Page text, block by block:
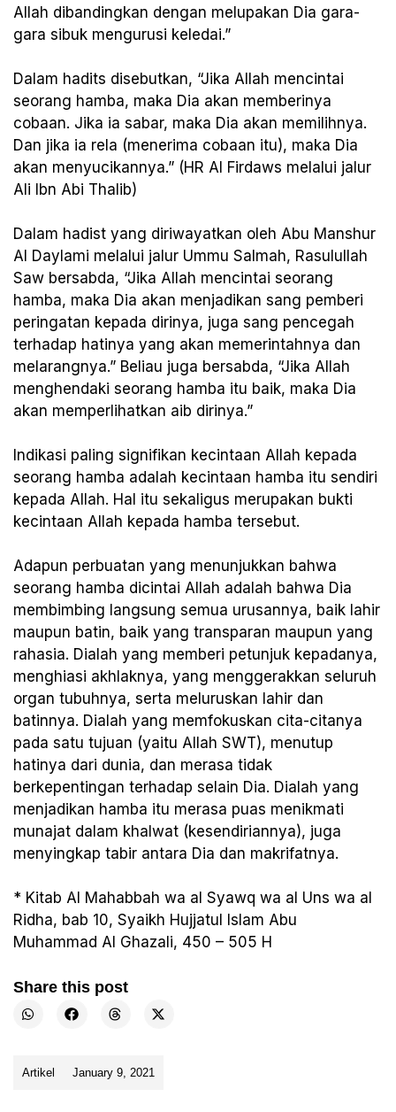
Allah dibandingkan dengan melupakan Dia gara-
gara sibuk mengurusi keledai.”
Dalam hadits disebutkan, “Jika Allah mencintai
seorang hamba, maka Dia akan memberinya
cobaan. Jika ia sabar, maka Dia akan memilihnya.
Dan jika ia rela (menerima cobaan itu), maka Dia
akan menyucikannya.” (HR Al Firdaws melalui jalur
Ali Ibn Abi Thalib)
Dalam hadist yang diriwayatkan oleh Abu Manshur
Al Daylami melalui jalur Ummu Salmah, Rasulullah
Saw bersabda, “Jika Allah mencintai seorang
hamba, maka Dia akan menjadikan sang pemberi
peringatan kepada dirinya, juga sang pencegah
terhadap hatinya yang akan memerintahnya dan
melarangnya.” Beliau juga bersabda, “Jika Allah
menghendaki seorang hamba itu baik, maka Dia
akan memperlihatkan aib dirinya.”
Indikasi paling signifikan kecintaan Allah kepada
seorang hamba adalah kecintaan hamba itu sendiri
kepada Allah. Hal itu sekaligus merupakan bukti
kecintaan Allah kepada hamba tersebut.
Adapun perbuatan yang menunjukkan bahwa
seorang hamba dicintai Allah adalah bahwa Dia
membimbing langsung semua urusannya, baik lahir
maupun batin, baik yang transparan maupun yang
rahasia. Dialah yang memberi petunjuk kepadanya,
menghiasi akhlaknya, yang menggerakkan seluruh
organ tubuhnya, serta meluruskan lahir dan
batinnya. Dialah yang memfokuskan cita-citanya
pada satu tujuan (yaitu Allah SWT), menutup
hatinya dari dunia, dan merasa tidak
berkepentingan terhadap selain Dia. Dialah yang
menjadikan hamba itu merasa puas menikmati
munajat dalam khalwat (kesendiriannya), juga
menyingkap tabir antara Dia dan makrifatnya.
* Kitab Al Mahabbah wa al Syawq wa al Uns wa al
Ridha, bab 10, Syaikh Hujjatul Islam Abu
Muhammad Al Ghazali, 450 – 505 H
Share this post
Artikel January 9, 2021